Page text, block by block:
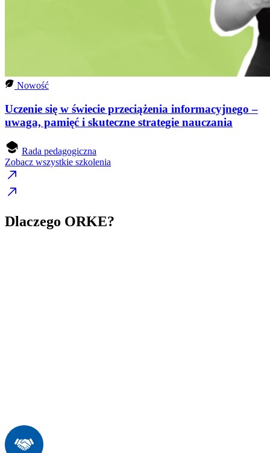
Nowość
Uczenie się w świecie przeciążenia informacyjnego –
uwaga, pamięć i skuteczne strategie nauczania
Rada pedagogiczna
Zobacz wszystkie szkolenia
Dlaczego ORKE?